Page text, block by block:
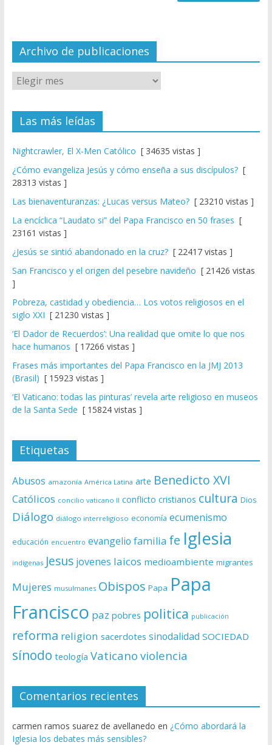
el
Archivo de publicaciones
Las más leídas
Nightcrawler, El X-Men Católico [ 34635 vistas ]
¿Cómo evangeliza Jesús y cómo enseña a sus discípulos?[
28313 vistas ]
Las bienaventuranzas: ¿Lucas versus Mateo?[ 23210 vistas ]
La encíclica “Laudato si” del Papa Francisco en 50 frases [
23161 vistas ]
¿Jesús se sintió abandonado en la cruz?[ 22417 vistas ]
San Francisco y el origen del pesebre navideño [ 21426 vistas
]
Pobreza, castidad y obediencia… Los votos religiosos en el
siglo XXI [ 21230 vistas ]
‘El Dador de Recuerdos’: Una realidad que omite lo que nos
hace humanos [ 17266 vistas ]
Frases más importantes del Papa Francisco en la JMJ 2013
(Brasil) [ 15923 vistas ]
‘El Vaticano: todas las pinturas’ revela arte religioso en museos
de la Santa Sede [ 15824 vistas ]
Etiquetas
Abusos amazonía América Latina arte Benedicto XVI
Católicos concilio vaticano II conflicto cristianos cultura Dios
Diálogo diálogo interreligioso economía ecumenismo
educación encuentro evangelio familia fe Iglesia
indígenas Jesus jovenes laicos medioambiente migrantes
Mujeres musulmanes Obispos Papa Papa
Francisco paz pobres politica publicación
reforma religion sacerdotes sinodalidad SOCIEDAD
sínodo teología Vaticano violencia
Comentarios recientes
carmen ramos suarez de avellanedo en ¿Cómo abordará la
Iglesia los debates más sensibles?